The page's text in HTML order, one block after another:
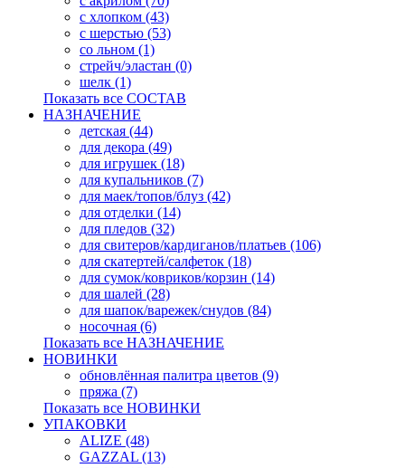
с хлопком (43)
с шерстью (53)
со льном (1)
стрейч/эластан (0)
шелк (1)
Показать все СОСТАВ
НАЗНАЧЕНИЕ
детская (44)
для декора (49)
для игрушек (18)
для купальников (7)
для маек/топов/блуз (42)
для отделки (14)
для пледов (32)
для свитеров/кардиганов/платьев (106)
для скатертей/салфеток (18)
для сумок/ковриков/корзин (14)
для шалей (28)
для шапок/варежек/снудов (84)
носочная (6)
Показать все НАЗНАЧЕНИЕ
НОВИНКИ
обновлённая палитра цветов (9)
пряжа (7)
Показать все НОВИНКИ
УПАКОВКИ
ALIZE (48)
GAZZAL (13)